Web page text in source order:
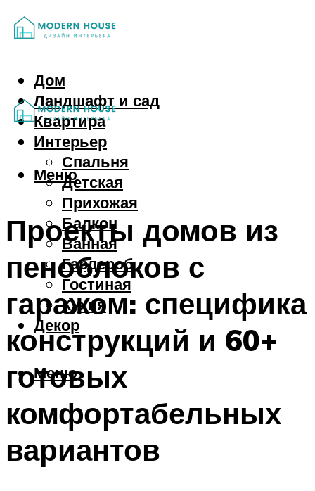
Дом
Ландшафт и сад
Квартира
Интерьер
Спальня
Детская
Прихожая
Балкон
Ванная
Гардероб
Гостиная
Кухня
Декор
Меню
Меню
Проекты домов из
пеноблоков с
гаражом: специфика
конструкций и 60+
готовых
комфортабельных
вариантов